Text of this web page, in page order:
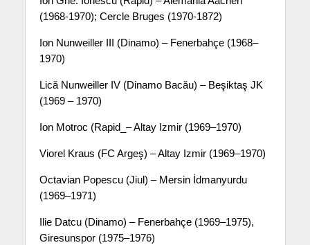
(1968-1970); Cercle Bruges (1970-1872)
Ion Nunweiller III (Dinamo) – Fenerbahçe (1968–
1970)
Lică Nunweiller IV (Dinamo Bacău) – Beşiktaş JK
(1969 – 1970)
Ion Motroc (Rapid_– Altay Izmir (1969–1970)
Viorel Kraus (FC Argeş) – Altay Izmir (1969–1970)
Octavian Popescu (Jiul) – Mersin İdmanyurdu
(1969–1971)
Ilie Datcu (Dinamo) – Fenerbahçe (1969–1975),
Giresunspor (1975–1976)